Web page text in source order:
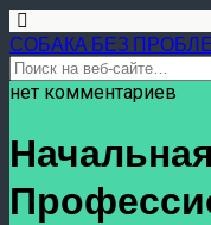
СОБАКА БЕЗ
нет комментариев